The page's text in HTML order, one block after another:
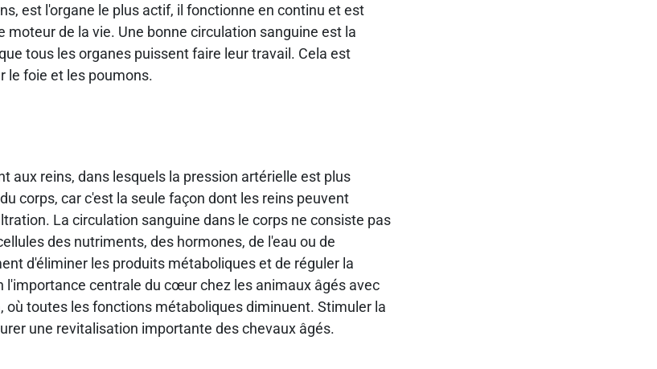
est l'organe le plus actif, il fonctionne en continu et est
moteur de la vie. Une bonne circulation sanguine est la
tous les organes puissent faire leur travail. Cela est
le foie et les poumons.
aux reins, dans lesquels la pression artérielle est plus
corps, car c'est la seule façon dont les reins peuvent
La circulation sanguine dans le corps ne consiste pas
des nutriments, des hormones, de l'eau ou de
d'éliminer les produits métaboliques et de réguler la
l'importance centrale du cœur chez les animaux âgés avec
où toutes les fonctions métaboliques diminuent. Stimuler la
une revitalisation importante des chevaux âgés.